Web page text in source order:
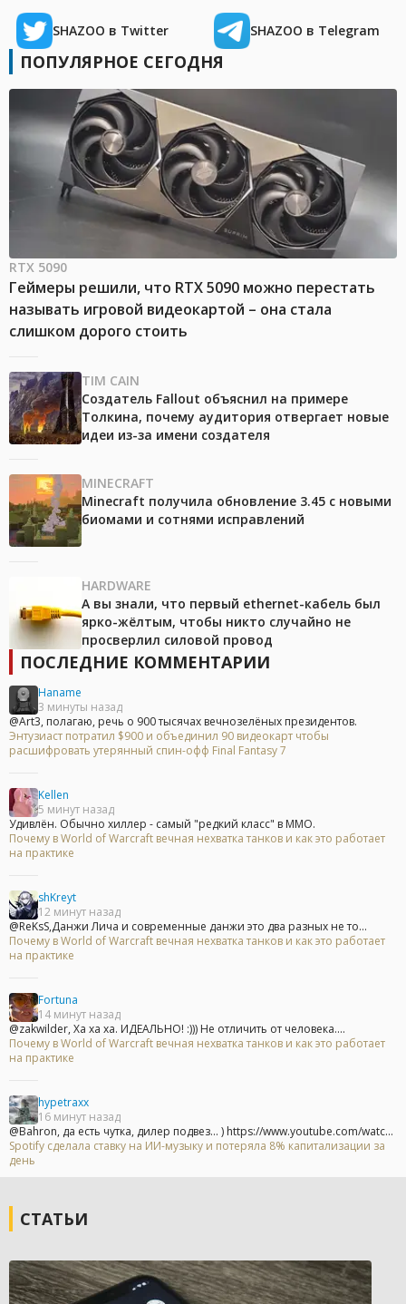
SHAZOO в Twitter SHAZOO в Telegram
ПОПУЛЯРНОЕ СЕГОДНЯ
RTX 5090
Геймеры решили, что RTX 5090 можно перестать
называть игровой видеокартой – она стала
слишком дорого стоить
TIM CAIN
Создатель Fallout объяснил на примере
Толкина, почему аудитория отвергает новые
идеи из-за имени создателя
MINECRAFT
Minecraft получила обновление 3.45 с новыми
биомами и сотнями исправлений
HARDWARE
А вы знали, что первый ethernet-кабель был
ярко-жёлтым, чтобы никто случайно не
просверлил силовой провод
ПОСЛЕДНИЕ КОММЕНТАРИИ
Haname
3 минуты назад
@Art3, полагаю, речь о 900 тысячах вечнозелёных президентов.
Энтузиаст потратил $900 и объединил 90 видеокарт чтобы
расшифровать утерянный спин-офф Final Fantasy 7
Kellen
5 минут назад
Удивлён. Обычно хиллер - самый "редкий класс" в ММО.
Почему в World of Warcraft вечная нехватка танков и как это работает
на практике
shKreyt
12 минут назад
@ReKsS,Данжи Лича и современные данжи это два разных не то...
Почему в World of Warcraft вечная нехватка танков и как это работает
на практике
Fortuna
14 минут назад
@zakwilder, Ха ха ха. ИДЕАЛЬНО! :))) Не отличить от человека....
Почему в World of Warcraft вечная нехватка танков и как это работает
на практике
hypetraxx
16 минут назад
@Bahron, да есть чутка, дилер подвез... ) https://www.youtube.com/watc...
Spotify сделала ставку на ИИ-музыку и потеряла 8% капитализации за
день
СТАТЬИ